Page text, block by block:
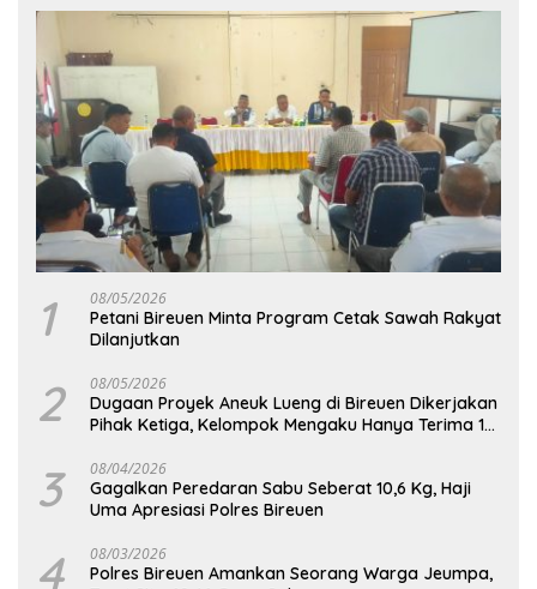
1 08/05/2026
Petani Bireuen Minta Program Cetak Sawah Rakyat
Dilanjutkan
2 08/05/2026
Dugaan Proyek Aneuk Lueng di Bireuen Dikerjakan
Pihak Ketiga, Kelompok Mengaku Hanya Terima 10
3 08/04/2026
Gagalkan Peredaran Sabu Seberat 10,6 Kg, Haji
Uma Apresiasi Polres Bireuen
4 08/03/2026
Polres Bireuen Amankan Seorang Warga Jeumpa,